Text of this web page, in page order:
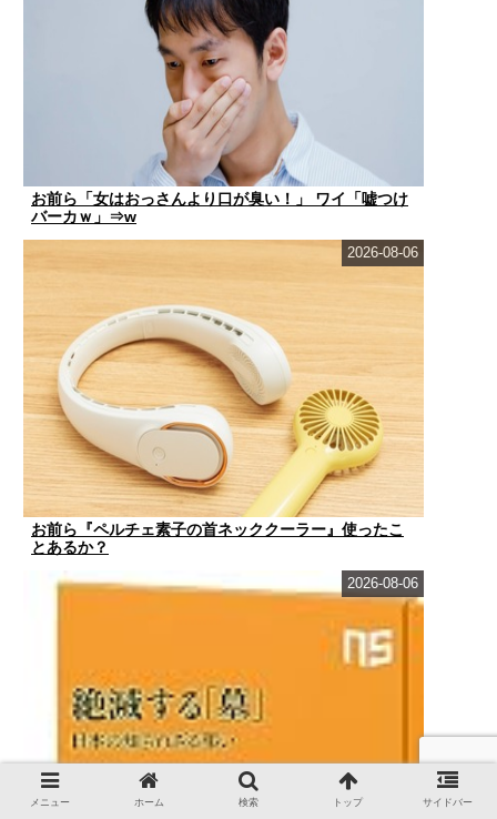
お前ら「女はおっさんより口が臭い！」 ワイ「嘘つけ
バーカｗ」⇒w
お前ら『ペルチェ素子の首ネッククーラー』使ったこ
とあるか？
2026-08-06
2026-08-06
メニュー ホーム 検索 トップ サイドバー